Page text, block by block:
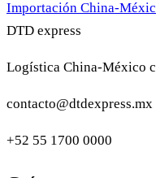
Importación China-
DTD express
Logística China-México
contacto@dtdexpress.mx
+52 55 1700 0000